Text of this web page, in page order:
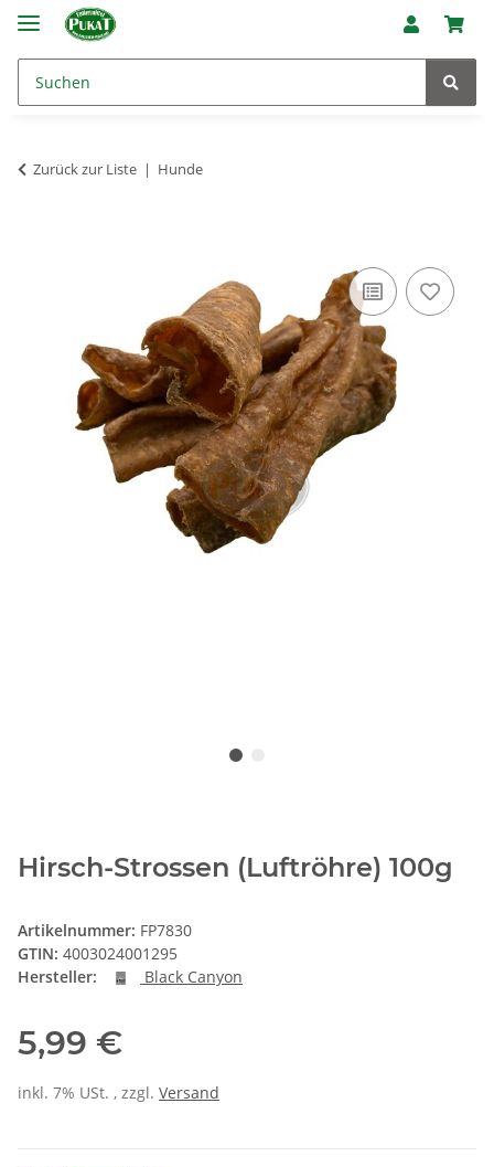
Zurück zur Liste Hunde
Hirsch-Strossen (Luftröhre) 100g
Artikelnummer: FP7830
GTIN: 4003024001295
Hersteller:
Black Canyon
5,99 €
inkl. 7% USt. , zzgl. Versand